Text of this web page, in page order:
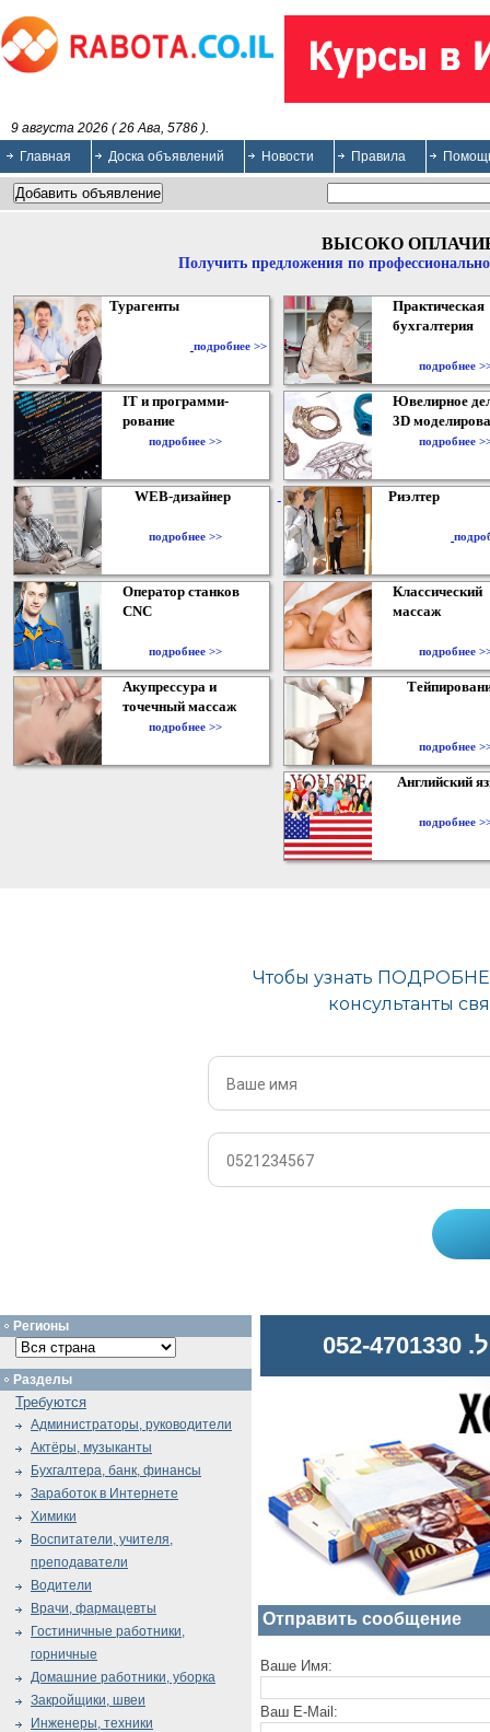
9 августа 2026 ( 26 Ава, 5786 ).
Главная
Доска объявлений Новости Правила
ВЫСОКО
Получить предложения по
Турагенты
подробнее >>
Практическая
бухгалтерия
подробнее
IT и программи-
рование
подробнее >>
Ювелирное
3D
подробнее
WEB-дизайнер
подробнее >>
Риэлтер
Оператор станков
CNC
подробнее >>
Классический
массаж
подробнее
Акупрессура и
точечный массаж
подробнее >>
подробнее
Английский
подробнее
Отправить сообщение
Ваше Имя:
Ваш E-Mail:
Регионы
Разделы
Требуются
Администраторы, руководители
Актёры, музыканты
Бухгалтера, банк, финансы
Заработок в Интернете
Химики
Воспитатели, учителя,
преподаватели
Водители
Врачи, фармацевты
Гостиничные работники,
горничные
Домашние работники, уборка
Закройщики, швеи
Инженеры, техники